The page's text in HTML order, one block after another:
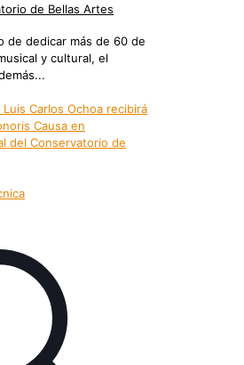
de Bellas Artes
de dedicar más de 60 de
y cultural, el
Carlos Ochoa recibirá
Causa en
del Conservatorio de